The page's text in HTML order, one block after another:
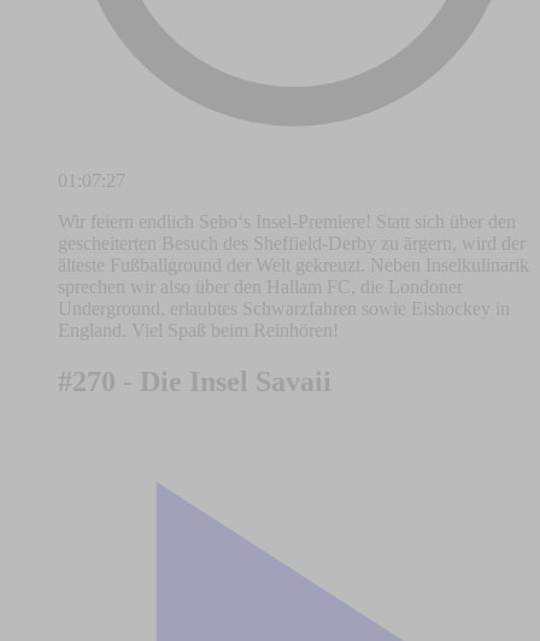
01:07:27
Wir feiern endlich Sebo‘s Insel-Premiere! Statt sich über den
gescheiterten Besuch des Sheffield-Derby zu ärgern, wird der
älteste Fußballground der Welt gekreuzt. Neben Inselkulinarik
sprechen wir also über den Hallam FC, die Londoner
Underground, erlaubtes Schwarzfahren sowie Eishockey in
England. Viel Spaß beim Reinhören!
#270 - Die Insel Savaii